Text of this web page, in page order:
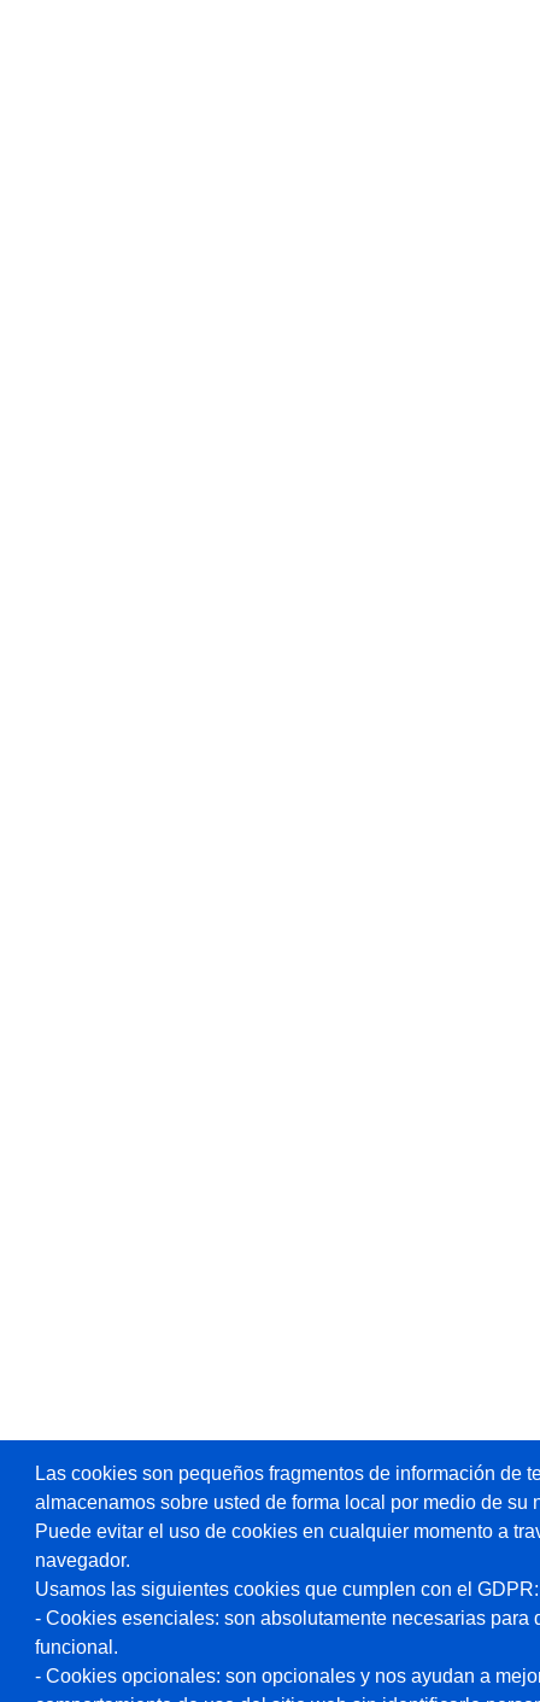
Las cookies son pequeños fragmentos de información de
almacenamos sobre usted de forma local por medio de su
Puede evitar el uso de cookies en cualquier momento a
navegador.
Usamos las siguientes cookies que cumplen con el GDPR:
- Cookies esenciales: son absolutamente necesarias para
funcional.
- Cookies opcionales: son opcionales y nos ayudan a